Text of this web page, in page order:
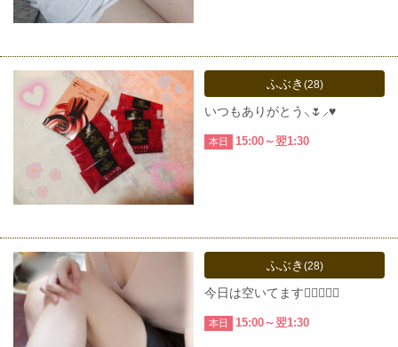
ふぶき (28)
いつもありがとう⸜🌷︎⸝‍♥️
本日 15:00～翌1:30
ふぶき (28)
今日は空いてます🙆‍♀️🙆‍♀️✨
本日 15:00～翌1:30